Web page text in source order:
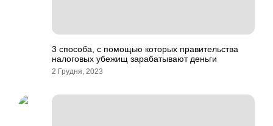
3 способа, с помощью которых правительства
налоговых убежищ зарабатывают деньги
2 Грудня, 2023